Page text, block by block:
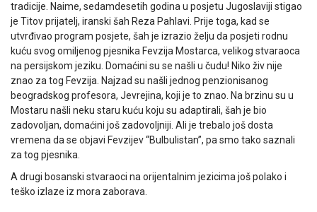
tradicije. Naime, sedamdesetih godina u posjetu Jugoslaviji stigao
je Titov prijatelj, iranski šah Reza Pahlavi. Prije toga, kad se
utvrđivao program posjete, šah je izrazio želju da posjeti rodnu
kuću svog omiljenog pjesnika Fevzija Mostarca, velikog stvaraoca
na persijskom jeziku. Domaćini su se našli u čudu! Niko živ nije
znao za tog Fevzija. Najzad su našli jednog penzionisanog
beogradskog profesora, Jevrejina, koji je to znao. Na brzinu su u
Mostaru našli neku staru kuću koju su adaptirali, šah je bio
zadovoljan, domaćini još zadovoljniji. Ali je trebalo još dosta
vremena da se objavi Fevzijev “Bulbulistan”, pa smo tako saznali
za tog pjesnika.
A drugi bosanski stvaraoci na orijentalnim jezicima još polako i
teško izlaze iz mora zaborava.